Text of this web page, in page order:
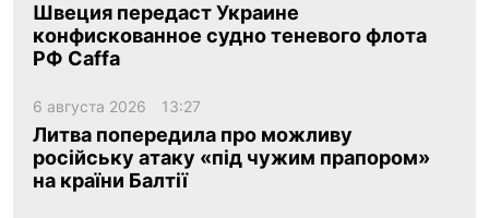
Швеция передаст Украине
конфискованное судно теневого флота
РФ Caffa
6 августа 2026 13:27
Литва попередила про можливу
російську атаку «під чужим прапором»
на країни Балтії